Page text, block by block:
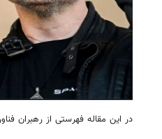
در این مقاله فهرستی از رهبران